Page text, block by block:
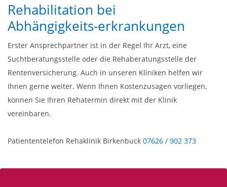
Rehabilitation bei
Abhängigkeits-erkrankungen
Erster Ansprechpartner ist in der Regel Ihr Arzt, eine
Suchtberatungsstelle oder die Rehaberatungsstelle der
Rentenversicherung. Auch in unseren Kliniken helfen wir
Ihnen gerne weiter. Wenn Ihnen Kostenzusagen vorliegen,
können Sie Ihren Rehatermin direkt mit der Klinik
vereinbaren.
Patiententelefon Rehaklinik Birkenbuck 07626 / 902 373